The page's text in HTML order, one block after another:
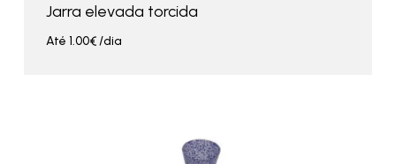
Jarra elevada torcida
Até 1.00€/dia